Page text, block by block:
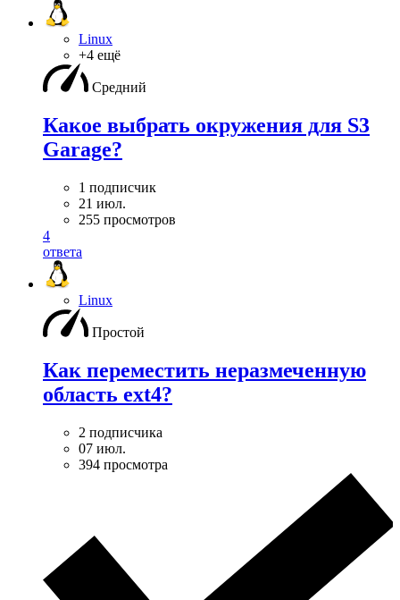
Linux
+4 ещё
Средний
Какое выбрать окружения для S3
Garage?
1 подписчик
21 июл.
255 просмотров
4
ответа
Linux
Простой
Как переместить неразмеченную
область ext4?
2 подписчика
07 июл.
394 просмотра